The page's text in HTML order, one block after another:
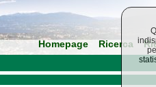
Homepage Ricerca